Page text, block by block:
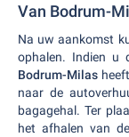
Van Bodrum-
Na uw aankomst
ophalen. Indien u
Bodrum-Milas
naar de
bagagehal. Ter
het afhalen van